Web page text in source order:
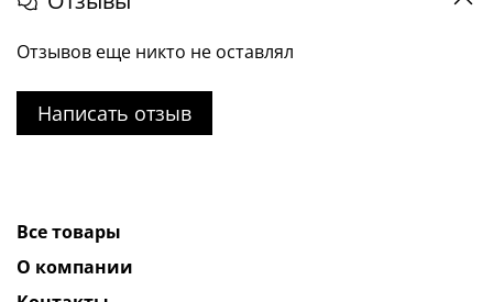
Отзывов еще никто не оставлял
Написать отзыв
Все товары
О компании